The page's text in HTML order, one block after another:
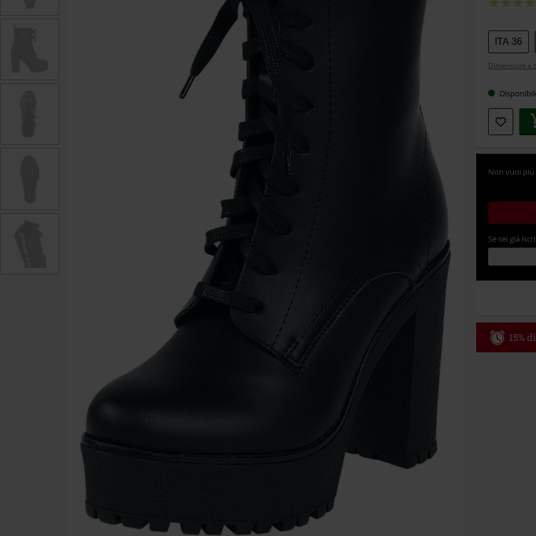
Scegli
la
tua
taglia
ITA 36
Dimensioni e
Non vuoi più
Se sei già
15%